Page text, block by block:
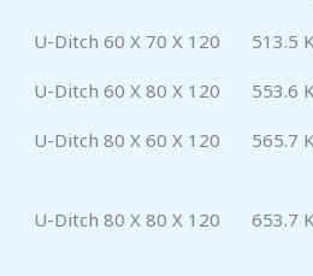
U-Ditch 60 X 70 X 120 513.5
U-Ditch 60 X 80 X 120 553.6
U-Ditch 80 X 60 X 120 565.7
U-Ditch 80 X 80 X 120 653.7